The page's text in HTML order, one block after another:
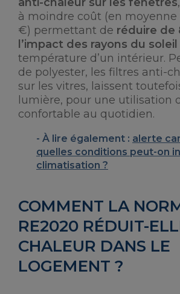
à moindre coût (en moyenne
€) permettant de réduire de
l’impact des rayons du soleil
température d’un intérieur.
de polyester, les filtres anti-
sur les vitres, laissent
lumière, pour une utilisation
confortable au quotidien.
À lire également : alerte
quelles conditions peut-on
climatisation ?
COMMENT LA
RE2020 RÉDUIT-
CHALEUR DANS LE
LOGEMENT ?